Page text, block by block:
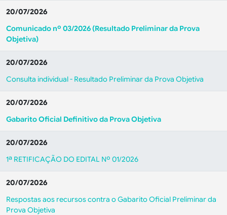
20/07/2026
Comunicado nº 03/2026 (Resultado Preliminar da Prova
Objetiva)
20/07/2026
Consulta individual - Resultado Preliminar da Prova Objetiva
20/07/2026
Gabarito Oficial Definitivo da Prova Objetiva
20/07/2026
1ª RETIFICAÇÃO DO EDITAL Nº 01/2026
20/07/2026
Respostas aos recursos contra o Gabarito Oficial Preliminar da
Prova Objetiva